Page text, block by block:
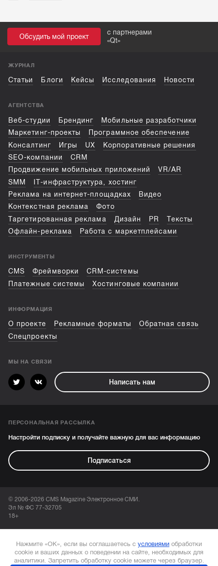
Обсудить мой проект
с партнерами
«Qt»
ЖУРНАЛ
Статьи Блоги Кейсы Исследования Новости
АГЕНТСТВА
Веб-студии Брендинг
Мобильные разработчики
Маркетинг-проекты
Программное обеспечение
Консалтинг
Игры UX
Корпоративные решения
SEO-компании
CRM
Продвижение мобильных приложений
VR/AR
SMM
IT-инфраструктура, хостинг
Реклама на интернет-площадках
Видео
Контекстная реклама
Фото
Таргетированная реклама
Дизайн PR
Тексты
Офлайн-реклама
Работа с маркетплейсами
ИНСТРУМЕНТЫ
CMS Фреймворки
CRM-системы
Платежные системы
Хостинговые компании
ИНФОРМАЦИЯ
О проекте Рекламные форматы
Обратная связь
Спецпроекты
МЫ НА СВЯЗИ
Написать нам
ПЕРСОНАЛЬНАЯ РАССЫЛКА
Настройти подписку и получайте важную для вас информацию
Подписаться
© 2006-2026 CMS Magazine Электронное СМИ.
Эл № ФС 77-32705
18+
Нажмите «ОК», если вы соглашаетесь с условиями обработки
cookie и ваших данных о поведении на сайте, необходимых для
аналитики. Запретить обработку cookie можете через браузер.